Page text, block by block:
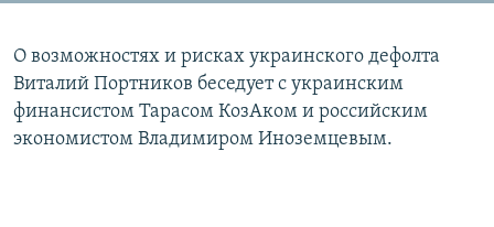
О возможностях и рисках украинского дефолта
Виталий Портников беседует с украинским
финансистом Тарасом КозАком и российским
экономистом Владимиром Иноземцевым.